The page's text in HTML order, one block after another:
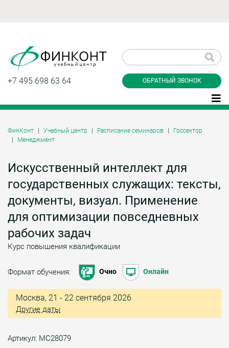
+7 495 698 63 64 ОБРАТНЫЙ ЗВОНОК
ФинКонт Учебный центр Расписание семинаров
Госсектор
Менеджмент
Искусственный интеллект для
государственных служащих: тексты,
документы, визуал. Применение
для оптимизации повседневных
рабочих задач
Курс повышения квалификации
Формат обучения: Очно Онлайн
Москва, 21 - 22 сентября 2026
Другие даты
Артикул: МС28079
звонок
Даю согласие на обработку персональных
конфиденциальности
Заказать